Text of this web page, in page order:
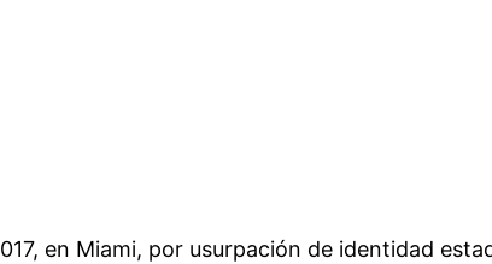
en Miami, por usurpación de identidad